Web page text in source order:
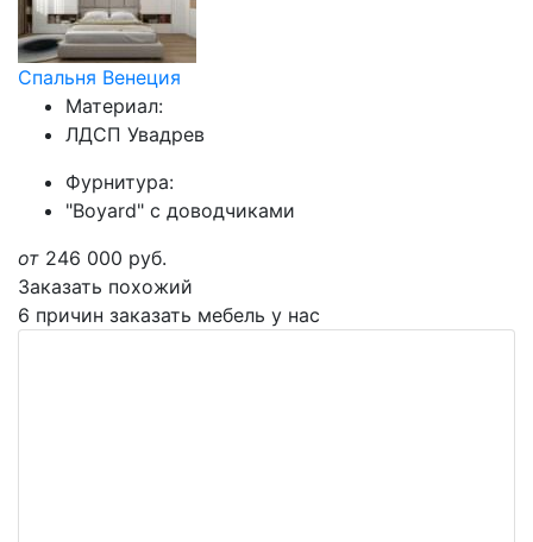
Спальня Венеция
Материал:
ЛДСП Увадрев
Фурнитура:
"Boyard" с доводчиками
от 246 000 руб.
Заказать похожий
6 причин заказать мебель у нас